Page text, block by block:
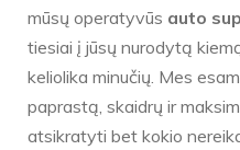
mūsų operatyvūs auto
tiesiai į jūsų nurodytą
keliolika minučių. Mes
paprastą, skaidrų ir
atsikratyti bet kokio